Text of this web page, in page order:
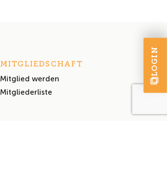
MITGLIEDSCHAFT
Mitglied werden
Mitgliederliste
LOGIN